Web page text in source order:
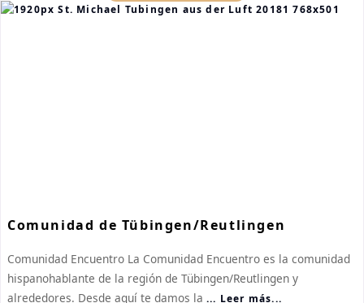
Comunidad de Tübingen/Reutlingen
Comunidad Encuentro La Comunidad Encuentro es la comunidad
hispanohablante de la región de Tübingen/Reutlingen y
alrededores. Desde aquí te damos la ... Leer más...